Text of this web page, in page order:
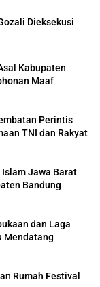
Dieksekusi
Kabupaten
Maaf
Perintis
TNI dan Rakyat
Islam Jawa Barat
Bandung
dan Laga
Mendatang
Rumah Festival